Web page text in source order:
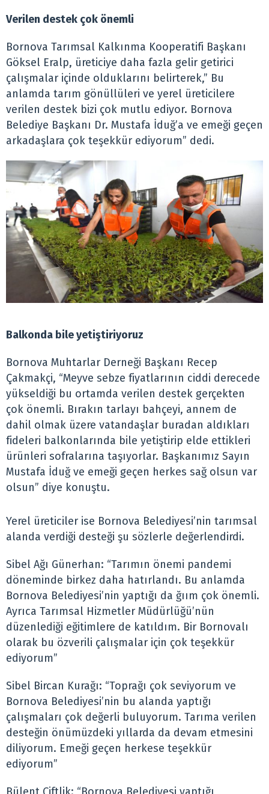
Verilen destek çok önemli
Bornova Tarımsal Kalkınma Kooperatifi Başkanı
Göksel Eralp, üreticiye daha fazla gelir getirici
çalışmalar içinde olduklarını belirterek,” Bu
anlamda tarım gönüllüleri ve yerel üreticilere
verilen destek bizi çok mutlu ediyor. Bornova
Belediye Başkanı Dr. Mustafa İduğ’a ve emeği geçen
arkadaşlara çok teşekkür ediyorum” dedi.
Balkonda bile yetiştiriyoruz
Bornova Muhtarlar Derneği Başkanı Recep
Çakmakçi, “Meyve sebze fiyatlarının ciddi derecede
yükseldiği bu ortamda verilen destek gerçekten
çok önemli. Bırakın tarlayı bahçeyi, annem de
dahil olmak üzere vatandaşlar buradan aldıkları
fideleri balkonlarında bile yetiştirip elde ettikleri
ürünleri sofralarına taşıyorlar. Başkanımız Sayın
Mustafa İduğ ve emeği geçen herkes sağ olsun var
olsun” diye konuştu.
Yerel üreticiler ise Bornova Belediyesi’nin tarımsal
alanda verdiği desteği şu sözlerle değerlendirdi.
Sibel Ağı Günerhan: “Tarımın önemi pandemi
döneminde birkez daha hatırlandı. Bu anlamda
Bornova Belediyesi’nin yaptığı da ğıım çok önemli.
Ayrıca Tarımsal Hizmetler Müdürlüğü’nün
düzenlediği eğitimlere de katıldım. Bir Bornovalı
olarak bu özverili çalışmalar için çok teşekkür
ediyorum”
Sibel Bircan Kurağı: “Toprağı çok seviyorum ve
Bornova Belediyesi’nin bu alanda yaptığı
çalışmaları çok değerli buluyorum. Tarıma verilen
desteğin önümüzdeki yıllarda da devam etmesini
diliyorum. Emeği geçen herkese teşekkür
ediyorum”